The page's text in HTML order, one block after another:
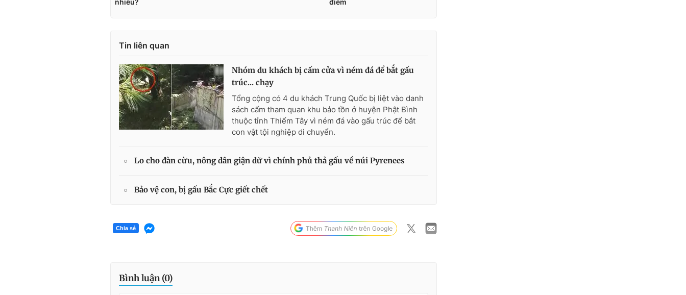
Tin liên quan
Nhóm du khách bị cấm cửa vì ném đá để bắt gấu
trúc... chạy
Tổng cộng có 4 du khách Trung Quốc bị liệt vào danh
sách cấm tham quan khu bảo tồn ở huyện Phật Bình
thuộc tỉnh Thiểm Tây vì ném đá vào gấu trúc để bắt
con vật tội nghiệp di chuyển.
Lo cho đàn cừu, nông dân giận dữ vì chính phủ thả gấu về núi Pyrenees
Bảo vệ con, bị gấu Bắc Cực giết chết
Chia sẻ
Bình luận (0)